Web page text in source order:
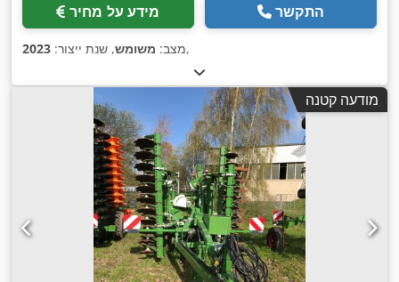
מידע על מחיר התקשר
מצב: משומש, שנת ייצור: 2023 ,
מודעה קטנה